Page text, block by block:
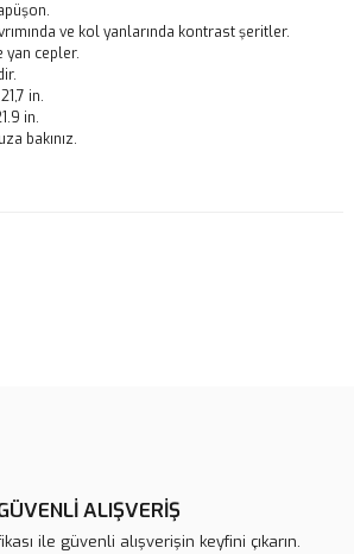
ve kol yanlarında kontrast şeritler.
yan cepler.
in.
in.
bakınız.
eksik bilgiler bulunuyor.
ALIŞVERİŞ
ile güvenli alışverişin keyfini çıkarın.